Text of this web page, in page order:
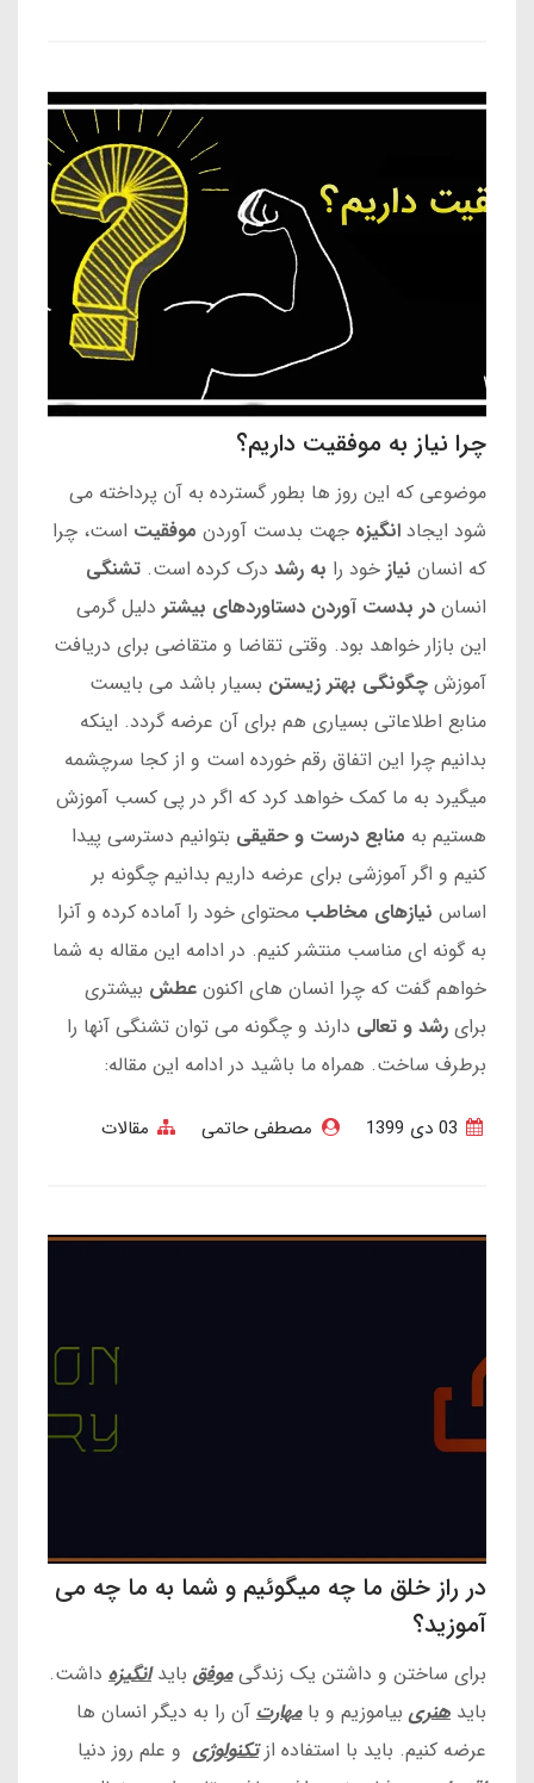
چرا نیاز به موفقیت داریم؟
موضوعی که این روز ها بطور گسترده به آن پرداخته می
شود ایجاد انگیزه جهت بدست آوردن موفقیت است، چرا
که انسان نیاز خود را به رشد درک کرده است. تشنگی
انسان در بدست آوردن دستاوردهای بیشتر دلیل گرمی
این بازار خواهد بود. وقتی تقاضا و متقاضی برای دریافت
آموزش چگونگی بهتر زیستن بسیار باشد می بایست
منابع اطلاعاتی بسیاری هم برای آن عرضه گردد. اینکه
بدانیم چرا این اتفاق رقم خورده است و از کجا سرچشمه
میگیرد به ما کمک خواهد کرد که اگر در پی کسب آموزش
هستیم به منابع درست و حقیقی بتوانیم دسترسی پیدا
کنیم و اگر آموزشی برای عرضه داریم بدانیم چگونه بر
اساس نیازهای مخاطب محتوای خود را آماده کرده و آنرا
به گونه ای مناسب منتشر کنیم. در ادامه این مقاله به شما
خواهم گفت که چرا انسان های اکنون عطش بیشتری
برای رشد و تعالی دارند و چگونه می توان تشنگی آنها را
برطرف ساخت. همراه ما باشید در ادامه این مقاله:
مصطفی حاتمی مقالات
در راز خلق ما چه میگوئیم و شما به ما چه می
آموزید؟
برای ساختن و داشتن یک زندگیموفق بایدانگیزه داشت.
باید هنریبیاموزیم و بامهارت آن را به دیگر انسان ها
عرضه کنیم. باید با استفاده ازتکنولوژی و علم روز دنیا